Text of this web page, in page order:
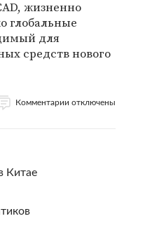
жизненно
глобальные
для
средств нового
Комментарии отключены
Китае